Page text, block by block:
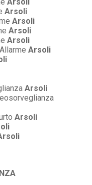
Arsoli
Arsoli
Arsoli
Arsoli
Arsoli
Arsoli
Arsoli